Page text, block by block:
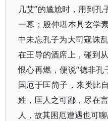
几艾”的尴尬时，用到孔
一幕；殷仲堪本具玄学
中未忘孔子为大司寇诛
在王导的酒席上，碰到
恨心再燃，便说“德非
国厄于匡简子，来类比
姓，匡人之可鄙，尽在
人，故其困厄遭遇也可聊